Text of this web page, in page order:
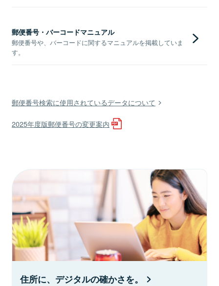
郵便番号・バーコードマニュアル
郵便番号や、バーコードに関するマニュアルを掲載していま
す。
郵便番号検索に使用されているデータについて
2025年度版郵便番号の変更案内
住所に、デジタルの確かさを。